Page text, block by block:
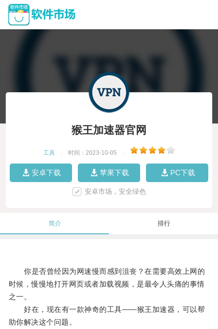
猴王加速器官网
工具 时间：2023-10-05
安卓下载 苹果下载 PC下载
安卓市场，安全绿色
简介 排行
你是否曾经因为网速慢而感到沮丧？在需要高效上网的
时候，慢慢地打开网页或者加载视频，是最令人头痛的事情
之一。
好在，现在有一款神奇的工具——猴王加速器，可以帮
助你解决这个问题。